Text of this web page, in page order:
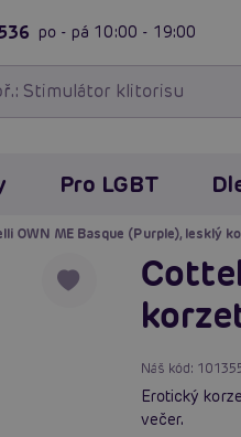
po - pá 10:00 - 19:00
Pro LGBT
OWN ME Basque (Purple), lesklý
Náš kód:
Erotický
večer.